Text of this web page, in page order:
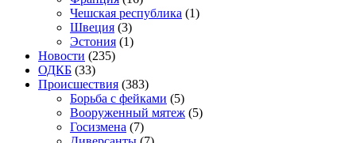
Чешская республика (1)
Швеция (3)
Эстония (1)
Новости (235)
ОДКБ (33)
Происшествия (383)
Борьба с фейками (5)
Вооруженный мятеж (5)
Госизмена (7)